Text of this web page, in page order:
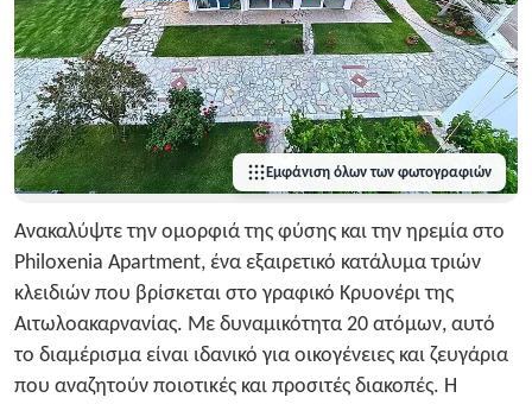
Εμφάνιση όλων των φωτογραφιών
Ανακαλύψτε την ομορφιά της φύσης και την ηρεμία στο
Philoxenia Apartment, ένα εξαιρετικό κατάλυμα τριών
κλειδιών που βρίσκεται στο γραφικό Κρυονέρι της
Αιτωλοακαρνανίας. Με δυναμικότητα 20 ατόμων, αυτό
το διαμέρισμα είναι ιδανικό για οικογένειες και ζευγάρια
που αναζητούν ποιοτικές και προσιτές διακοπές. Η